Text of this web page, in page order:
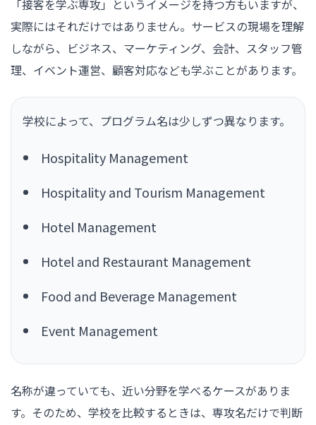
「接客を学ぶ専攻」というイメージを持つ方もいますが、
実際にはそれだけではありません。サービスの現場を理解
しながら、ビジネス、マーケティング、会計、スタッフ管
理、イベント運営、顧客対応なども学ぶことがあります。
学校によって、プログラム名は少しずつ異なります。
Hospitality Management
Hospitality and Tourism Management
Hotel Management
Hotel and Restaurant Management
Food and Beverage Management
Event Management
名称が違っていても、近い分野を学べるケースがありま
す。そのため、学校を比較するときは、専攻名だけで判断